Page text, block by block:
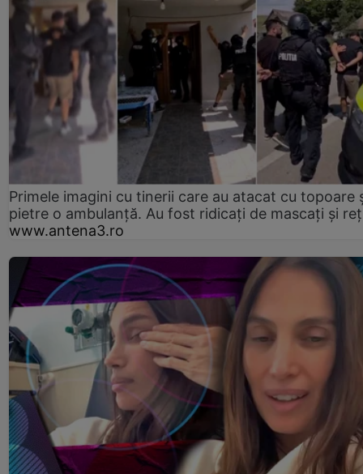
Primele imagini cu tinerii care au atacat cu topoare
pietre o ambulanță. Au fost ridicați de mascați și
www.antena3.ro